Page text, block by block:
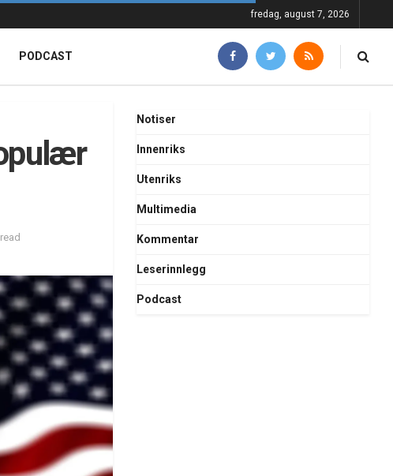
fredag, august 7, 2026
PODCAST
Notiser
Innenriks
Utenriks
Multimedia
Kommentar
Leserinnlegg
Podcast